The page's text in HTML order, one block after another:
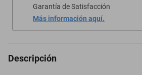
Garantía de Satisfacción
Más información aquí.
Descripción